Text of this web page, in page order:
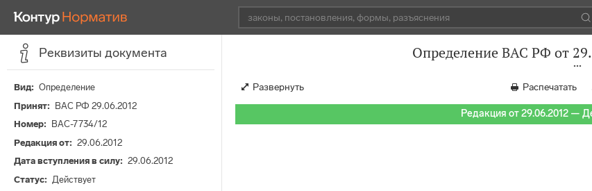
Реквизиты документа
Вид
Определение
Принят
ВАС РФ 29.06.2012
Номер
ВАС-7734/12
Редакция от
29.06.2012
Дата вступления в силу
29.06.2012
Статус
Действует
Определение ВАС РФ от
Развернуть Распечатать
Редакция от 29.06.2012 —